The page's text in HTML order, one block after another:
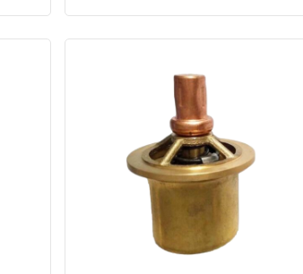
Быстрый просмотр